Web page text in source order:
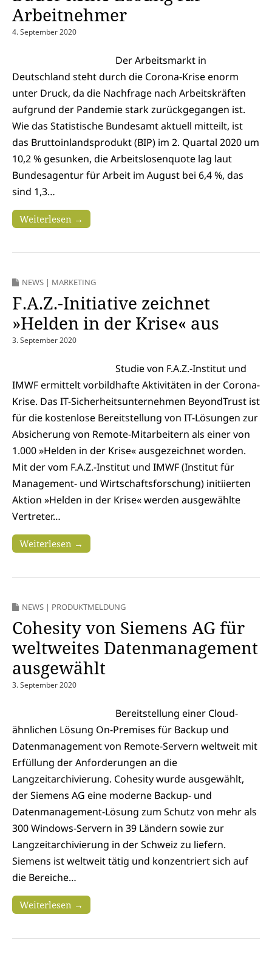
Arbeitnehmer
4. September 2020
Der Arbeitsmarkt in
Deutschland steht durch die Corona-Krise enorm
unter Druck, da die Nachfrage nach Arbeitskräften
aufgrund der Pandemie stark zurückgegangen ist.
Wie das Statistische Bundesamt aktuell mitteilt, ist
das Bruttoinlandsprodukt (BIP) im 2. Quartal 2020 um
10,2 % gesunken, die Arbeitslosenquote lag laut
Bundesagentur für Arbeit im August bei 6,4 %, das
sind 1,3…
Weiterlesen →
NEWS | MARKETING
F.A.Z.-Initiative zeichnet
»Helden in der Krise« aus
3. September 2020
Studie von F.A.Z.-Institut und
IMWF ermittelt vorbildhafte Aktivitäten in der Corona-
Krise. Das IT-Sicherheitsunternehmen BeyondTrust ist
für die kostenlose Bereitstellung von IT-Lösungen zur
Absicherung von Remote-Mitarbeitern als einer von
1.000 »Helden in der Krise« ausgezeichnet worden.
Mit der vom F.A.Z.-Institut und IMWF (Institut für
Management- und Wirtschaftsforschung) initiierten
Aktion »Helden in der Krise« werden ausgewählte
Vertreter…
Weiterlesen →
NEWS | PRODUKTMELDUNG
Cohesity von Siemens AG für
weltweites Datenmanagement
ausgewählt
3. September 2020
Bereitstellung einer Cloud-
ähnlichen Lösung On-Premises für Backup und
Datenmanagement von Remote-Servern weltweit mit
Erfüllung der Anforderungen an die
Langzeitarchivierung. Cohesity wurde ausgewählt,
der Siemens AG eine moderne Backup- und
Datenmanagement-Lösung zum Schutz von mehr als
300 Windows-Servern in 39 Ländern sowie zur
Langzeitarchivierung in der Schweiz zu liefern.
Siemens ist weltweit tätig und konzentriert sich auf
die Bereiche…
Weiterlesen →